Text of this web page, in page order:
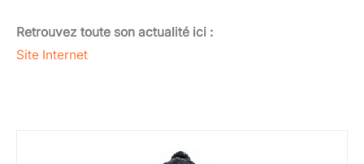
Retrouvez toute son actualité ici :
Site Internet